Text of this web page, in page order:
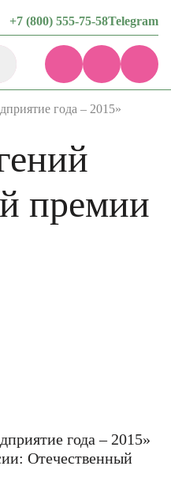
+7 (800) 555-75-58Telegram
года – 2015»
премии
года – 2015»
Отечественный